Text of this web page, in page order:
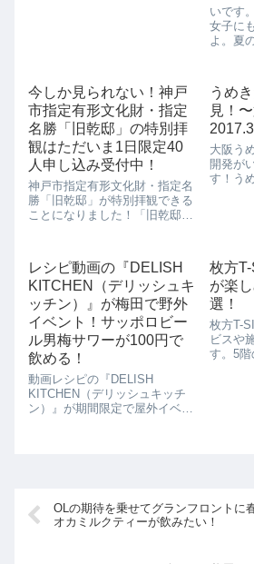
いです
女子に
よ。夏
ご飯を
て思っ
で気に
神第一
今しか見られない！神戸
市指定有形文化財・指定
名勝「旧乾邸」の特別拝
観はただいま1日限定40
人申し込み受付中！
神戸市指定有形文化財・指定名
勝「旧乾邸」が特別拝観できる
ことになりました！「旧乾邸」
になったところですが、一般に
は公開されてませんでした。そ
れが、2018年5月24日（木）〜
30日（水...
うめ
見！
大阪う
開発が
す！う
ると聞
レシピ動画の『DELISH
KITCHEN（デリッシュキ
ッチン）』が梅田で野外
イベント！サッポロビー
ル男梅サワーが100円で
飲める！
動画レシピの『DELISH
KITCHEN（デリッシュキッチ
ン）』が期間限定で屋外イベン
枚方
が楽
選！
枚方T-
ビスや
す。5階
OLの期待を乗せてグランフロントに
オカミルクティーが飲みたい！